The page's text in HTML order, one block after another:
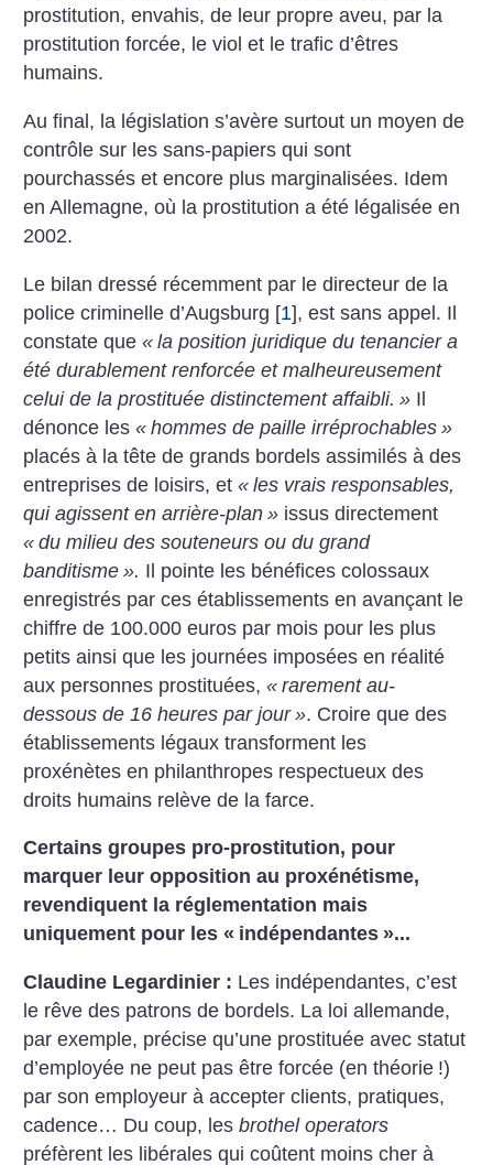
prostitution, envahis, de leur propre aveu, par la
prostitution forcée, le viol et le trafic d’êtres
humains.
Au final, la législation s’avère surtout un moyen de
contrôle sur les sans-papiers qui sont
pourchassés et encore plus marginalisées. Idem
en Allemagne, où la prostitution a été légalisée en
2002.
Le bilan dressé récemment par le directeur de la
police criminelle d’Augsburg [1], est sans appel. Il
constate que« la position juridique du tenancier a
été durablement renforcée et malheureusement
celui de la prostituée distinctement affaibli. » Il
dénonce les« hommes de paille irréprochables »
placés à la tête de grands bordels assimilés à des
entreprises de loisirs, et« les vrais responsables,
qui agissent en arrière-plan » issus directement
« du milieu des souteneurs ou du grand
banditisme ». Il pointe les bénéfices colossaux
enregistrés par ces établissements en avançant le
chiffre de 100.000 euros par mois pour les plus
petits ainsi que les journées imposées en réalité
aux personnes prostituées,« rarement au-
dessous de 16 heures par jour ». Croire que des
établissements légaux transforment les
proxénètes en philanthropes respectueux des
droits humains relève de la farce.
Certains groupes pro-prostitution, pour
marquer leur opposition au proxénétisme,
revendiquent la réglementation mais
uniquement pour les « indépendantes »...
Claudine Legardinier : Les indépendantes, c’est
le rêve des patrons de bordels. La loi allemande,
par exemple, précise qu’une prostituée avec statut
d’employée ne peut pas être forcée (en théorie !)
par son employeur à accepter clients, pratiques,
cadence… Du coup, lesbrothel operators
préfèrent les libérales qui coûtent moins cher à